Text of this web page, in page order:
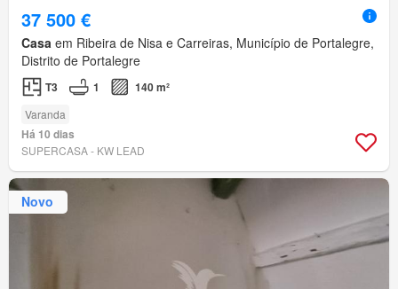
37 500 €
Casa em Ribeira de Nisa e Carreiras, Município de Portalegre,
Distrito de Portalegre
T3 1 140 m²
Varanda
Há 10 dias
SUPERCASA - KW LEAD
Novo